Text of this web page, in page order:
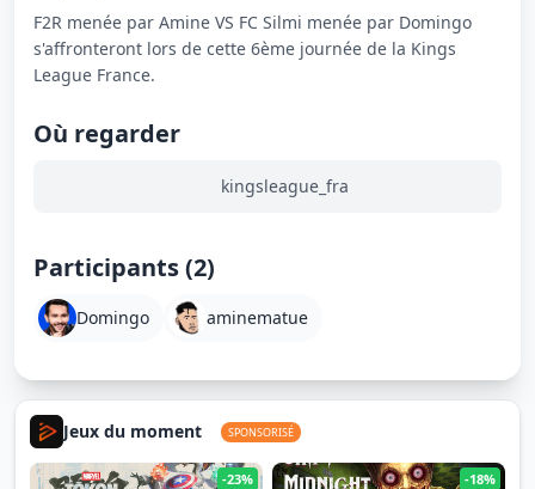
F2R menée par Amine VS FC Silmi menée par Domingo
s'affronteront lors de cette 6ème journée de la Kings
Où regarder
kingsleague_fra
Participants (2)
Domingo aminematue
Jeux du moment SPONSORISÉ
-23% -18%